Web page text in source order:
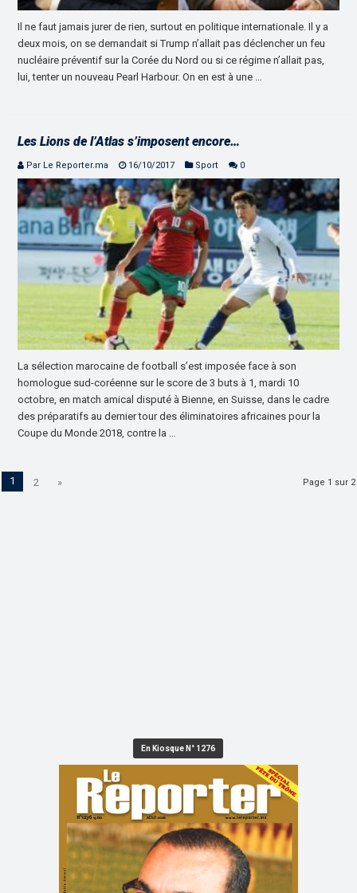
Il ne faut jamais jurer de rien, surtout en politique internationale. Il y a
deux mois, on se demandait si Trump n’allait pas déclencher un feu
nucléaire préventif sur la Corée du Nord ou si ce régime n’allait pas,
lui, tenter un nouveau Pearl Harbour. On en est à une …
Les Lions de l’Atlas s’imposent encore…
Par Le Reporter.ma 16/10/2017 Sport 0
La sélection marocaine de football s’est imposée face à son
homologue sud-coréenne sur le score de 3 buts à 1, mardi 10
octobre, en match amical disputé à Bienne, en Suisse, dans le cadre
des préparatifs au dernier tour des éliminatoires africaines pour la
Coupe du Monde 2018, contre la …
Page 1 sur 2
1 2 »
En Kiosque N° 1276